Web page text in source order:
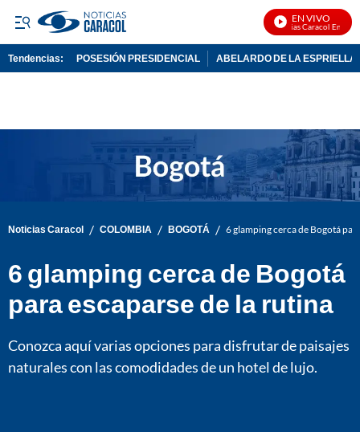
EN VIVO
Noticias Caracol En Vivo
Tendencias: POSESIÓN PRESIDENCIAL ABELARDO DE LA ESPRIELLA
Noticias Caracol / COLOMBIA / BOGOTÁ / 6 glamping cerca de Bogotá
6 glamping cerca de Bogotá
para escaparse de la rutina
Conozca aquí varias opciones para disfrutar de paisajes
naturales con las comodidades de un hotel de lujo.